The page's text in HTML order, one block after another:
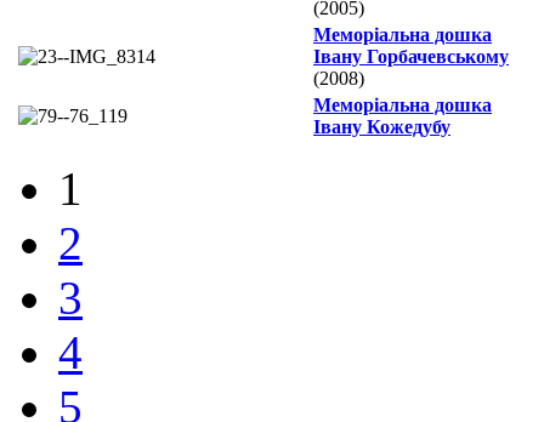
(2005)
Меморіальна дошка
Івану Горбачевському
(2008)
Меморіальна дошка
Івану Кожедубу
1
2
3
4
5